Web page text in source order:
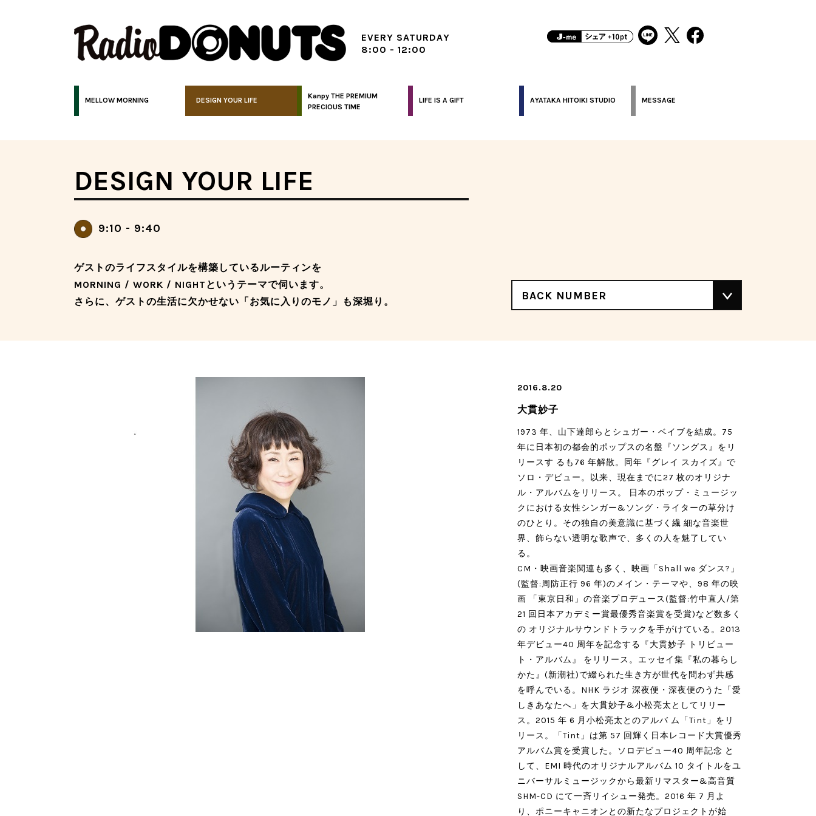
EVERY SATURDAY
8:00 - 12:00
MELLOW MORNING DESIGN YOUR LIFE
Kanpy THE PREMIUM
PRECIOUS TIME
LIFE IS A GIFT AYATAKA HITOIKI STUDIO MESSAGE
DESIGN YOUR LIFE
9:10 - 9:40
ゲストのライフスタイルを構築しているルーティンを
MORNING / WORK / NIGHTというテーマで伺います。
さらに、ゲストの生活に欠かせない「お気に入りのモノ」も深堀り。
BACK NUMBER
2016.8.20
大貫妙子
1973 年、山下達郎らとシュガー・ベイブを結成。75
年に日本初の都会的ポップスの名盤『ソングス』をリ
リースす るも76 年解散。同年『グレイ スカイズ』で
ソロ・デビュー。以来、現在までに27 枚のオリジナ
ル・アルバムをリリース。 日本のポップ・ミュージッ
クにおける女性シンガー&ソング・ライターの草分け
のひとり。その独自の美意識に基づく繊 細な音楽世
界、飾らない透明な歌声で、多くの人を魅了してい
る。
CM・映画音楽関連も多く、映画「Shall we ダンス?」
(監督:周防正行 96 年)のメイン・テーマや、98 年の映
画 「東京日和」の音楽プロデュース(監督:竹中直人/第
21 回日本アカデミー賞最優秀音楽賞を受賞)など数多く
の オリジナルサウンドトラックを手がけている。2013
年デビュー40 周年を記念する『大貫妙子 トリビュー
ト・アルバム』 をリリース。エッセイ集『私の暮らし
かた』(新潮社)で綴られた生き方が世代を問わず共感
を呼んでいる。NHK ラジオ 深夜便・深夜便のうた「愛
しきあなたへ」を大貫妙子&小松亮太としてリリー
ス。2015 年 6 月小松亮太とのアルバ ム「Tint」をリ
リース。「Tint」は第 57 回輝く日本レコード大賞優秀
アルバム賞を受賞した。ソロデビュー40 周年記念 と
して、EMI 時代のオリジナルアルバム 10 タイトルをユ
ニバーサルミュージックから最新リマスター&高音質
SHM-CD にて一斉リイシュー発売。2016 年 7 月よ
り、ポニーキャニオンとの新たなプロジェクトが始